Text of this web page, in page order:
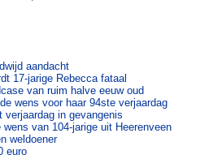
aandacht
17-jarige Rebecca fataal
van ruim halve eeuw oud
wens voor haar 94ste verjaardag
verjaardag in gevangenis
van 104-jarige uit Heerenveen
weldoener
euro